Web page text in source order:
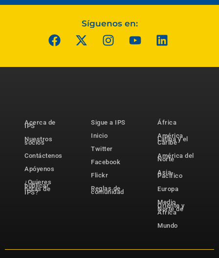
Síguenos en:
Acerca de
IPS
Nuestros
socios
Contáctenos
Apóyenos
¿Quieres
publicar
notas de
IPS?
Sigue a IPS
Inicio
Twitter
Facebook
Flickr
Reglas de
comunidad
África
América
Latina y el
Caribe
América del
Norte
Asia-
Pacífico
Europa
Medio
Oriente y
Norte de
África
Mundo